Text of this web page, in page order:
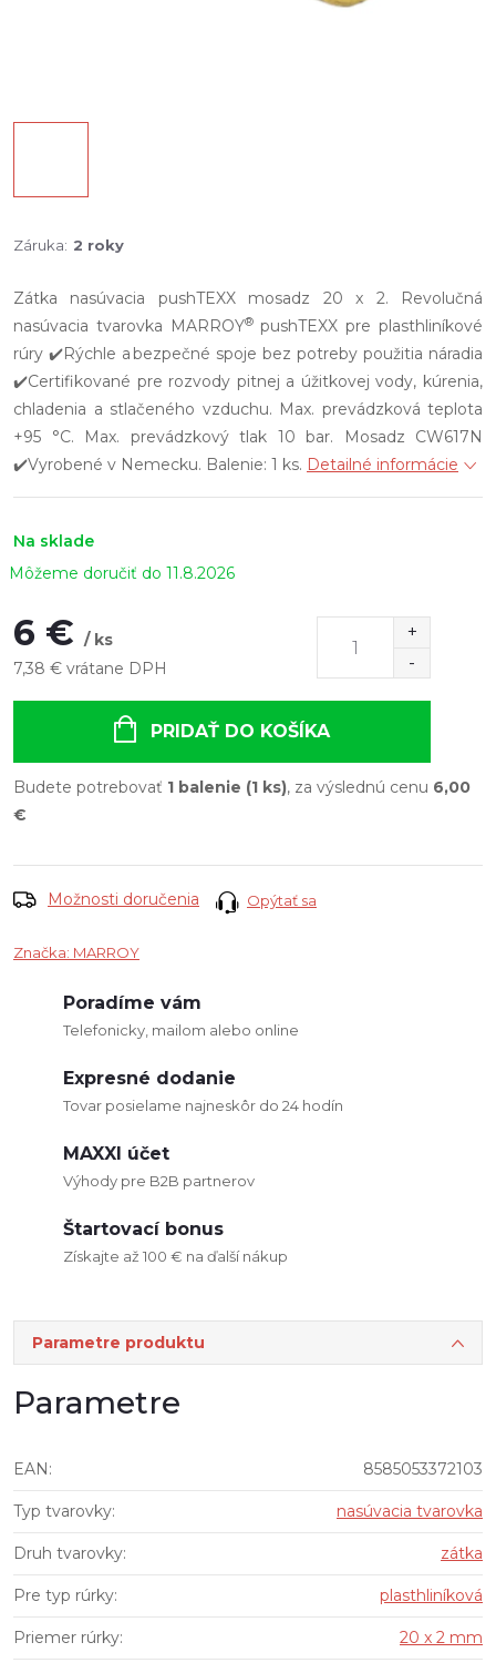
Záruka: 2 roky
Zátka nasúvacia pushTEXX mosadz 20 x 2. Revolučná
nasúvacia tvarovka MARROY®pushTEXX pre plasthliníkové
rúry ✔️Rýchle a bezpečné spoje bez potreby použitia náradia
✔️Certifikované pre rozvody pitnej a úžitkovej vody, kúrenia,
chladenia a stlačeného vzduchu. Max. prevádzková teplota
+95 °C. Max. prevádzkový tlak 10 bar. Mosadz CW617N
✔️Vyrobené v Nemecku. Balenie: 1 ks. Detailné informácie
Na sklade
11.8.2026
6 € / ks
7,38 € vrátane DPH
PRIDAŤ DO KOŠÍKA
Budete potrebovať 1 balenie (1 ks), za výslednú cenu 6,00
€
Možnosti doručenia Opýtať sa
Značka: MARROY
Poradíme vám
Telefonicky, mailom alebo online
Expresné dodanie
Tovar posielame najneskôr do 24 hodín
MAXXI účet
Výhody pre B2B partnerov
Štartovací bonus
Získajte až 100 € na ďalší nákup
Parametre produktu
Parametre
EAN: 8585053372103
Typ tvarovky: nasúvacia tvarovka
Druh tvarovky: zátka
Pre typ rúrky: plasthliníková
Priemer rúrky: 20 x 2 mm